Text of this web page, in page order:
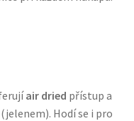
air dried přístup a
(jelenem). Hodí se i pro